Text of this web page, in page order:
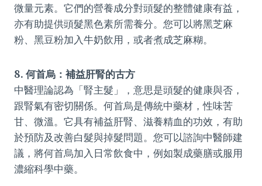
微量元素。它們的營養成分對頭髮的整體健康有益，
亦有助提供頭髮黑色素所需養分。您可以將黑芝麻
粉、黑豆粉加入牛奶飲用，或者煮成芝麻糊。
8. 何首烏：補益肝腎的古方
中醫理論認為「腎主髮」，意思是頭髮的健康與否，
跟腎氣有密切關係。何首烏是傳統中藥材，性味苦
甘、微溫。它具有補益肝腎、滋養精血的功效，有助
於預防及改善白髮與掉髮問題。您可以諮詢中醫師建
議，將何首烏加入日常飲食中，例如製成藥膳或服用
濃縮科學中藥。